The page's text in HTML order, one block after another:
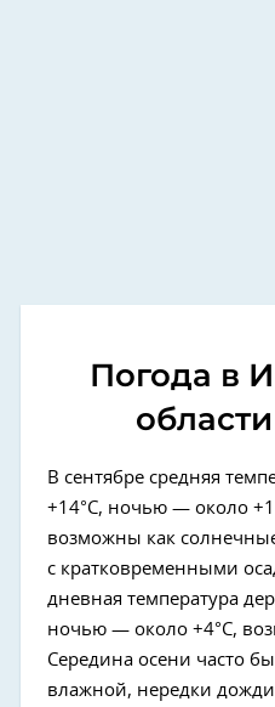
Погода в
В сентябре средняя
+14°C, ночью — около
возможны как
с кратковременными
дневная температура
ночью — около +4°C,
Середина осени часто
влажной, нередки